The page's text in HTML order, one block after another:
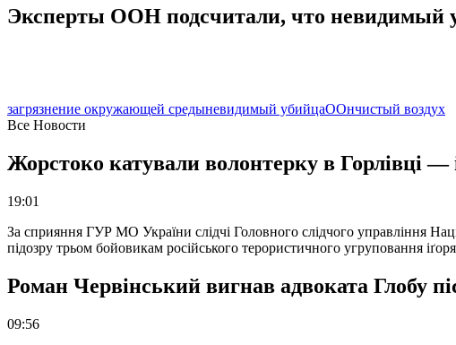
Эксперты ООН подсчитали, что невидимый
загрязнение окружающей средыневидимый убийцаООнчистый воздух
Все Новости
Жорстоко катували волонтерку в Горлівці —
19:01
За сприяння ГУР МО України слідчі Головного слідчого управління
підозру трьом бойовикам російського терористичного угруповання
Роман Червінський вигнав адвоката Глобу
09:56